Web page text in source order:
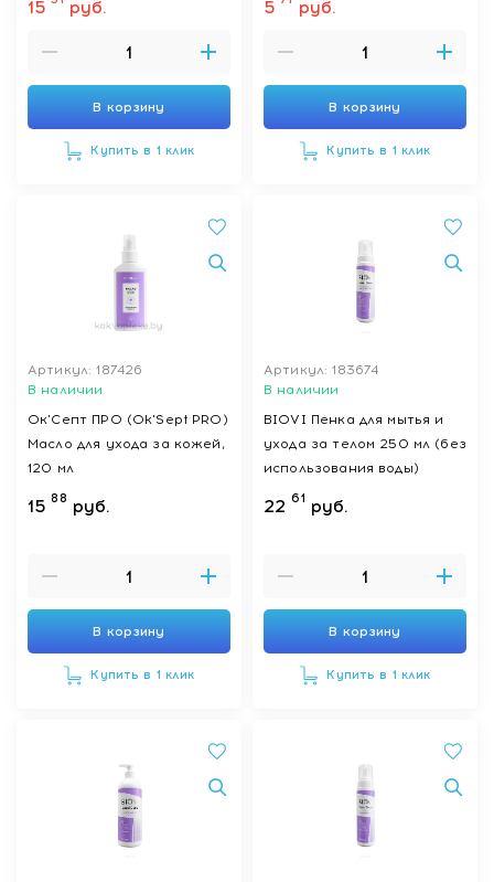
15 руб.
В корзину
Купить в 1 клик
5 руб.
В корзину
Купить в 1 клик
Артикул: 187426
В наличии
Ок'Септ ПРО (Ok'Sept PRO)
Масло для ухода за кожей,
120 мл
15 88 руб.
В корзину
Купить в 1 клик
Артикул: 183674
В наличии
BIOVI Пенка для мытья и
ухода за телом 250 мл (без
использования воды)
22 61 руб.
В корзину
Купить в 1 клик